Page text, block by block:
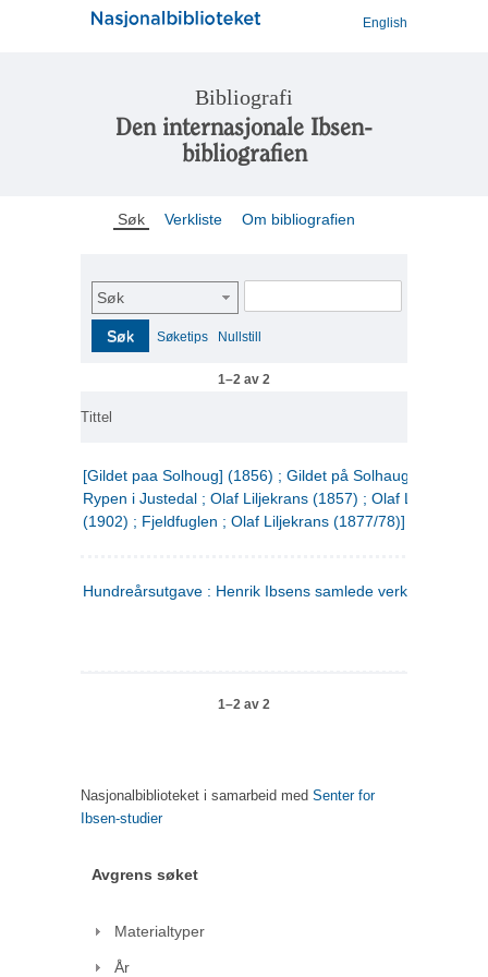
English
Bibliografi
Den internasjonale Ibsen-
bibliografien
Søk Verkliste Om bibliografien
Søk
Søk Søketips Nullstill
1–2 av 2
Tittel
[Gildet paa Solhoug] (1856) ; Gildet på Solhaug (1883) ;
Rypen i Justedal ; Olaf Liljekrans (1857) ; Olaf Liljekrans
(1902) ; Fjeldfuglen ; Olaf Liljekrans (1877/78)]
Hundreårsutgave : Henrik Ibsens samlede verker. 3
1–2 av 2
Nasjonalbiblioteket i samarbeid med Senter for
Ibsen-studier
Avgrens søket
Materialtyper
År